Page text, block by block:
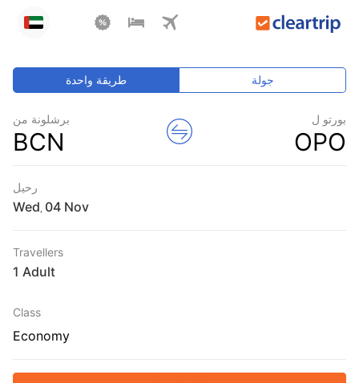
طريقة واحدة جولة
برشلونة من
BCN
بورتو ل
OPO
رحيل
Wed
Travellers
1 Adult
Class
Economy